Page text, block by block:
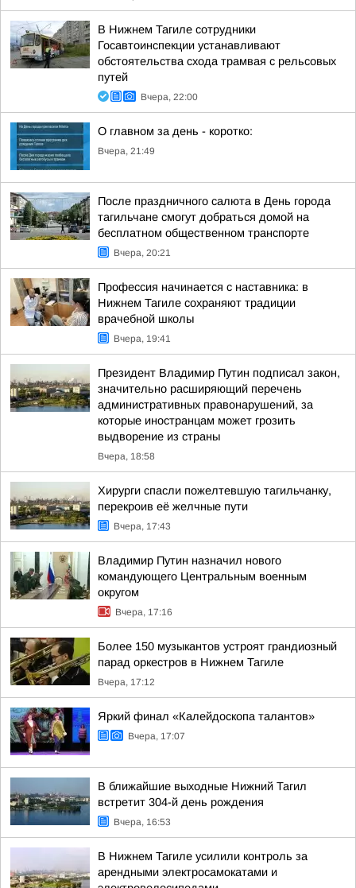
В Нижнем Тагиле сотрудники
Госавтоинспекции устанавливают
обстоятельства схода трамвая с рельсовых
путей
Вчера, 22:00
О главном за день - коротко:
Вчера, 21:49
После праздничного салюта в День города
тагильчане смогут добраться домой на
бесплатном общественном транспорте
Вчера, 20:21
Профессия начинается с наставника: в
Нижнем Тагиле сохраняют традиции
врачебной школы
Вчера, 19:41
Президент Владимир Путин подписал закон,
значительно расширяющий перечень
административных правонарушений, за
которые иностранцам может грозить
выдворение из страны
Вчера, 18:58
Хирурги спасли пожелтевшую тагильчанку,
перекроив её желчные пути
Вчера, 17:43
Владимир Путин назначил нового
командующего Центральным военным
округом
Вчера, 17:16
Более 150 музыкантов устроят грандиозный
парад оркестров в Нижнем Тагиле
Вчера, 17:12
Яркий финал «Калейдоскопа талантов»
Вчера, 17:07
В ближайшие выходные Нижний Тагил
встретит 304-й день рождения
Вчера, 16:53
В Нижнем Тагиле усилили контроль за
арендными электросамокатами и